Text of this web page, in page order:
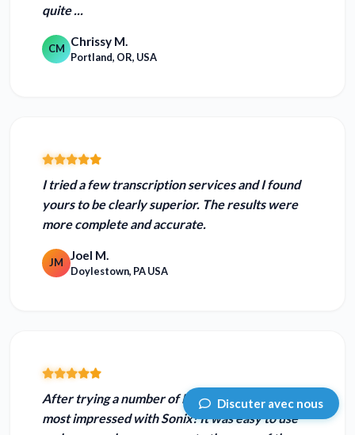
quite ...
CM Chrissy M.
Portland, OR, USA
I tried a few transcription services and I found
yours to beclearly superior. The results were
more complete and accurate.
JM Joel M.
Doylestown, PA USA
After trying a number of MP3 transcribers, I am
most impressed with Sonix! It was easy to use
Discuter avec nous